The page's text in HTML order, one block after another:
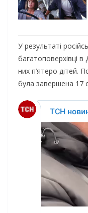
У результаті
багатоповерхівці
них п’ятеро дітей.
була завершена 17